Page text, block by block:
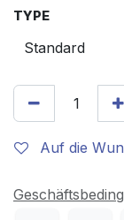
TYPE
Auf die